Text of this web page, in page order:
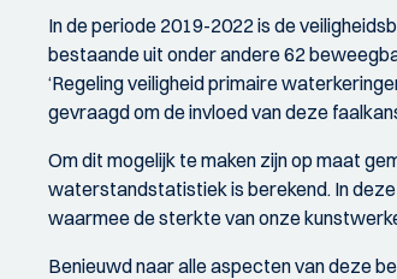
In de periode 2019-2022 is de
bestaande uit onder andere 62
‘Regeling veiligheid primaire
gevraagd om de invloed van deze
Om dit mogelijk te maken zijn op maat
waterstandstatistiek is berekend. In
waarmee de sterkte van onze
Benieuwd naar alle aspecten van deze